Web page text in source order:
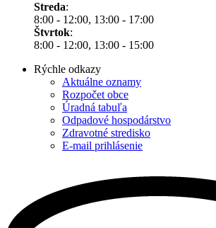
Streda:
8:00 - 12:00, 13:00 - 17:00
Štvrtok:
8:00 - 12:00, 13:00 - 15:00
Rýchle odkazy
Aktuálne oznamy
Rozpočet obce
Úradná tabuľa
Odpadové hospodárstvo
Zdravotné stredisko
E-mail prihlásenie